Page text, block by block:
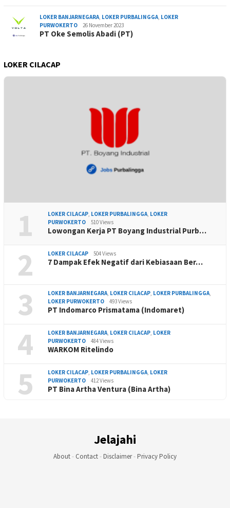
LOKER BANJARNEGARA, LOKER PURBALINGGA, LOKER
PURWOKERTO
26 November 2023
PT Oke Semolis Abadi (PT)
LOKER CILACAP
1 LOKER CILACAP, LOKER PURBALINGGA, LOKER
PURWOKERTO
510 Views
Lowongan Kerja PT Boyang Industrial Purb…
2 LOKER CILACAP 504 Views
7 Dampak Efek Negatif dari Kebiasaan Ber…
3 LOKER BANJARNEGARA, LOKER CILACAP, LOKER PURBALINGGA,
LOKER PURWOKERTO
493 Views
PT Indomarco Prismatama (Indomaret)
4 LOKER BANJARNEGARA, LOKER CILACAP, LOKER
PURWOKERTO
484 Views
WARKOM Ritelindo
5 LOKER CILACAP, LOKER PURBALINGGA, LOKER
PURWOKERTO
412 Views
PT Bina Artha Ventura (Bina Artha)
Jelajahi
About- Contact- Disclaimer- Privacy Policy